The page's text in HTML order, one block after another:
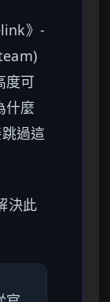
》-
度可
什麼
過這
決此